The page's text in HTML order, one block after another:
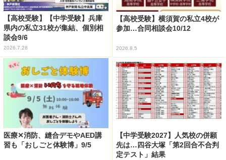
【高校受験】【中学受験】兵庫
県内の私立31校が集結、個別相
談会9/6
2026.7.28
【高校受験】横須賀の私立4校が
参加…合同相談会10/12
2026.8.5
医療✕消防、縫合デモやAED講
習も「おしごと体験博」9/5
【中学受験2027】人気校の併願
先は…四谷大塚「第2回合不合判
定テスト」結果